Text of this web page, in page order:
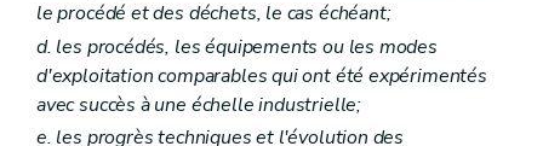
Art. 136
Art. 137
Art. 138
Section 3 Déchets
Art. 139
Art. 139bis
le procédé et des déchets, le cas échéant;
d. les procédés, les équipements ou les modes
d'exploitation comparables qui ont été expérimentés
avec succès à une échelle industrielle;
e. les progrès techniques et l'évolution des